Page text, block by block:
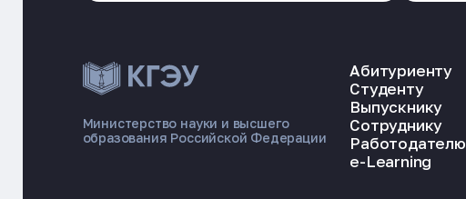
Министерство науки и высшего
образования Российской Федерации
Абитуриенту
Студенту
Выпускнику
Сотруднику
Работодателю
e-Learning